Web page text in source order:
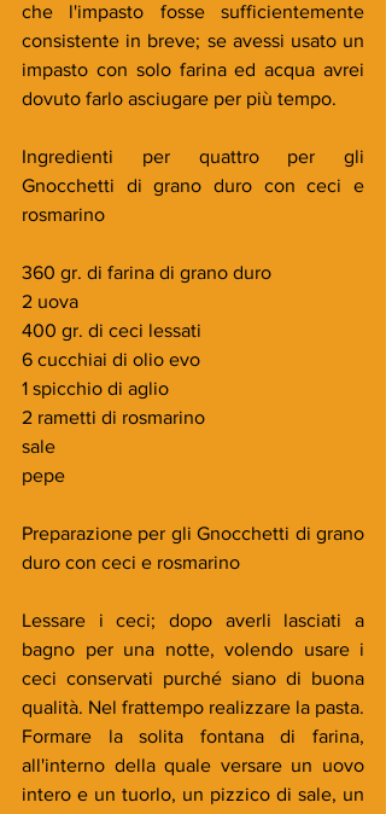
che l'impasto fosse sufficientemente
consistente in breve; se avessi usato un
impasto con solo farina ed acqua avrei
dovuto farlo asciugare per più tempo.
Ingredienti per quattro per gli
Gnocchetti di grano duro con ceci e
rosmarino
360 gr. di farina di grano duro
2 uova
400 gr. di ceci lessati
6 cucchiai di olio evo
1 spicchio di aglio
2 rametti di rosmarino
sale
pepe
Preparazione per gli Gnocchetti di grano
duro con ceci e rosmarino
Lessare i ceci; dopo averli lasciati a
bagno per una notte, volendo usare i
ceci conservati purché siano di buona
qualità. Nel frattempo realizzare la pasta.
Formare la solita fontana di farina,
all'interno della quale versare un uovo
intero e un tuorlo, un pizzico di sale, un